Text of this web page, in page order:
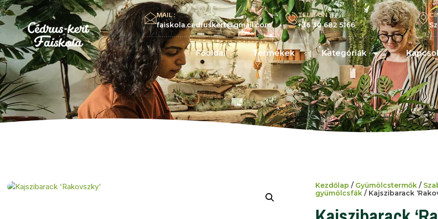
MAIL :
faiskola.cedruskert@gmail.com
TELEFON :
+36 30 682 5166
Főoldal Termékek Kategóriák
Kezdőlap / Gyümölcstermők /
gyümölcsfák / Kajszibarack